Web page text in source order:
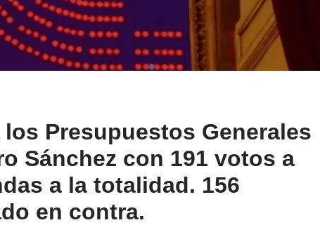
Presupuestos Generales
Sánchez con 191 votos a
a la totalidad. 156
en contra.